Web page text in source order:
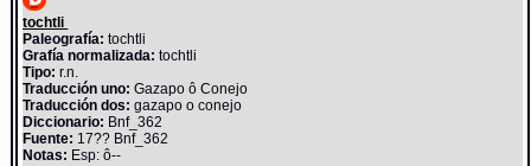
tochtli
Paleografía: tochtli
Grafía normalizada: tochtli
Tipo: r.n.
Traducción uno: Gazapo ô Conejo
Traducción dos: gazapo o conejo
Diccionario: Bnf_362
Fuente: 17?? Bnf_362
Notas: Esp: ô--